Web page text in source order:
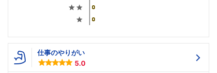
仕事のやりがい
5.0